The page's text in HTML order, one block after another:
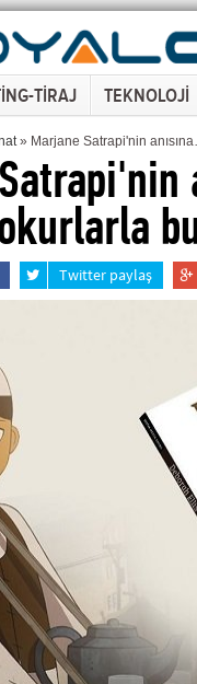
TİRAJ TEKNOLOJİ
» Marjane Satrapi'nin
Twitter paylaş